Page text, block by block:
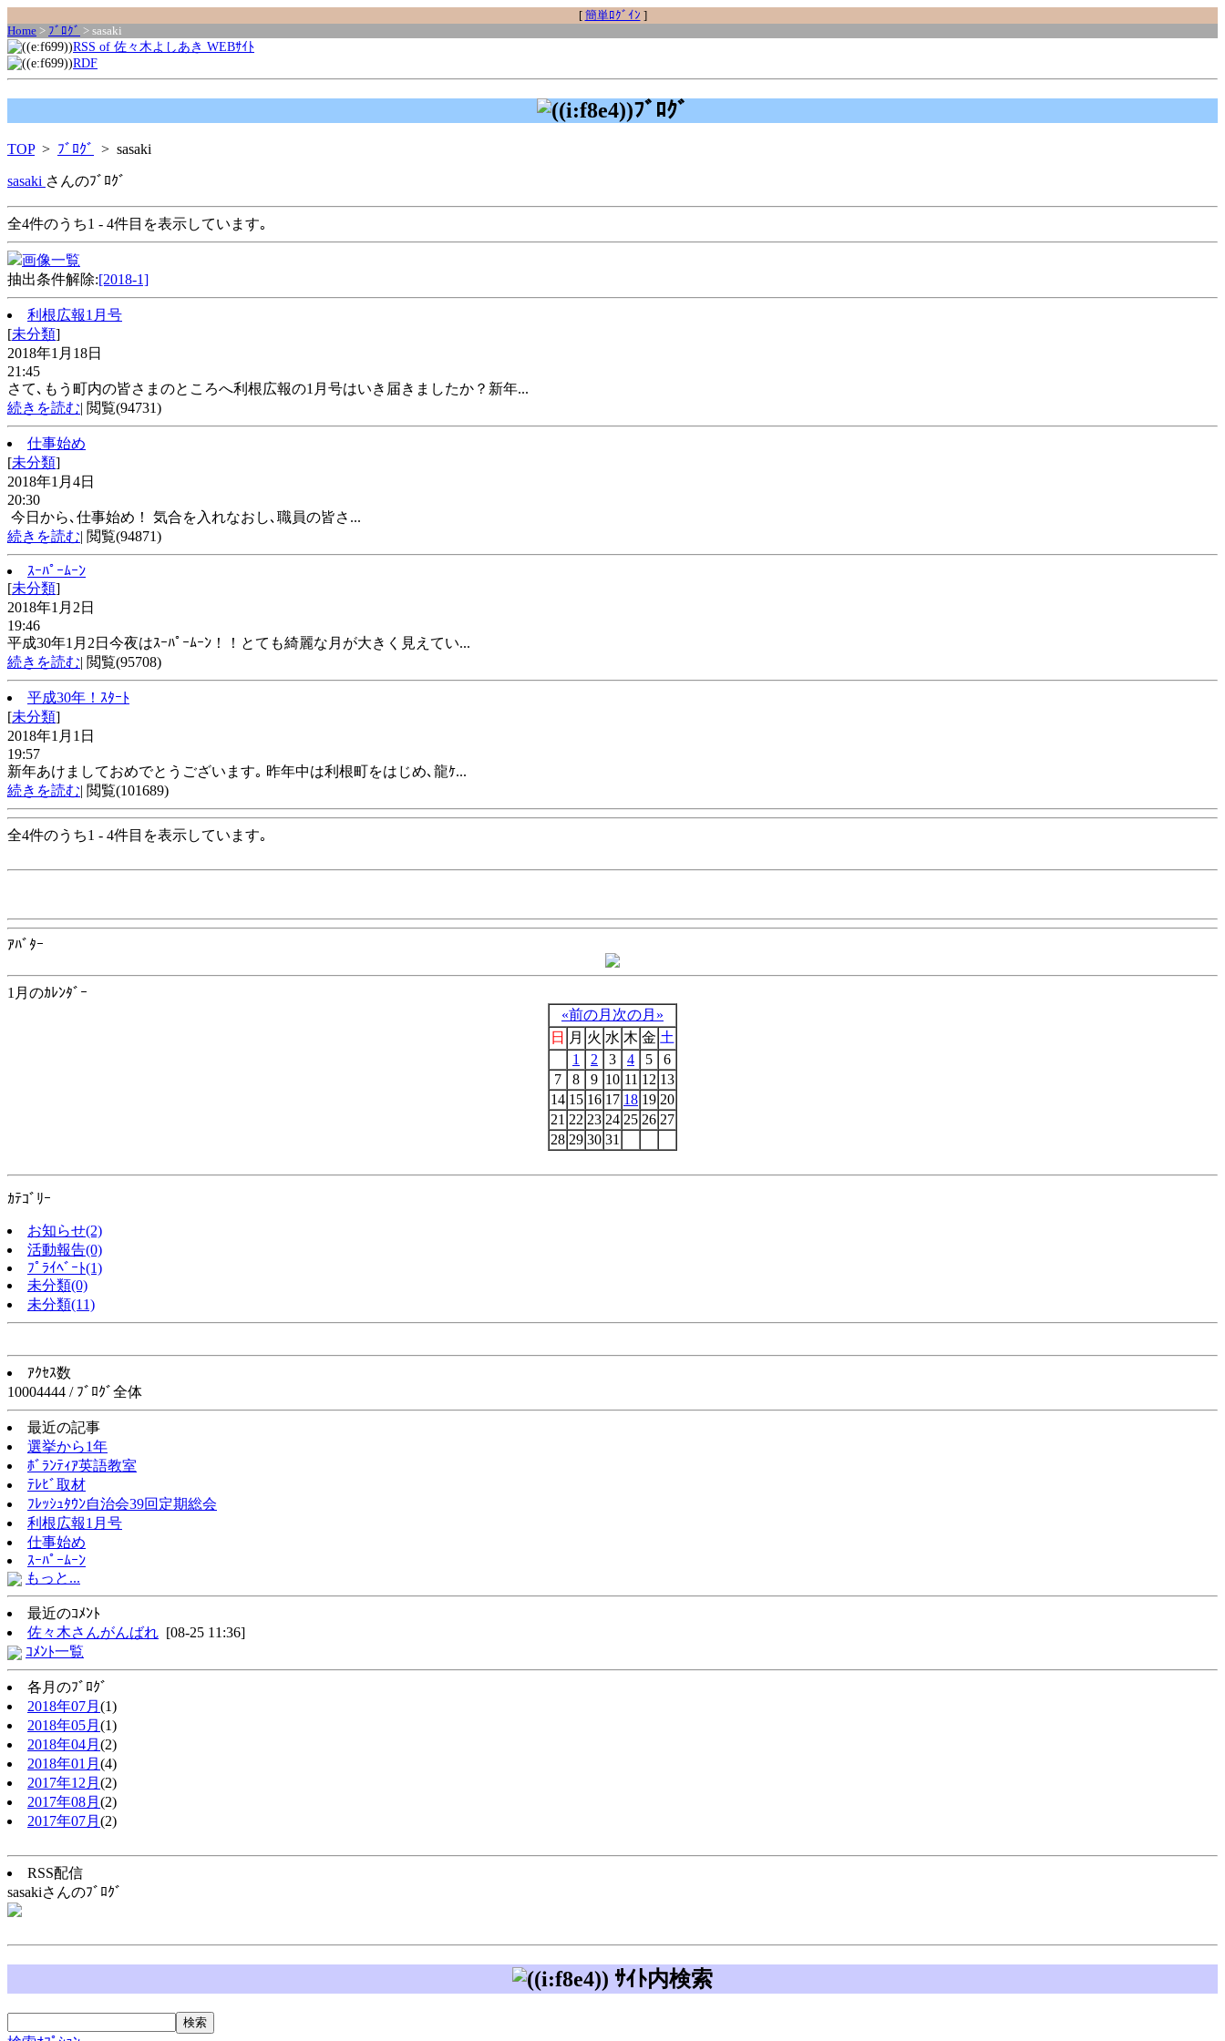
[ 簡単ﾛｸﾞｲﾝ ]
Home > ﾌﾞﾛｸﾞ > sasaki
RSS of 佐々木よしあき WEBｻｲﾄ
RDF
ﾌﾞﾛｸﾞ
TOP> ﾌﾞﾛｸﾞ > sasaki
sasaki さんのﾌﾞﾛｸﾞ
全4件のうち1 - 4件目を表示しています｡
画像一覧
抽出条件解除:[2018-1]
利根広報1月号
[未分類]
2018年1月18日
21:45
さて､もう町内の皆さまのところへ利根広報の1月号はいき届きましたか？新年...
続きを読む| 閲覧(94731)
仕事始め
[未分類]
2018年1月4日
20:30
今日から､仕事始め！ 気合を入れなおし､職員の皆さ...
続きを読む| 閲覧(94871)
ｽｰﾊﾟｰﾑｰﾝ
[未分類]
2018年1月2日
19:46
平成30年1月2日今夜はｽｰﾊﾟｰﾑｰﾝ！！とても綺麗な月が大きく見えてい...
続きを読む| 閲覧(95708)
平成30年！ｽﾀｰﾄ
[未分類]
2018年1月1日
19:57
新年あけましておめでとうございます｡ 昨年中は利根町をはじめ､龍ｹ...
続きを読む| 閲覧(101689)
全4件のうち1 - 4件目を表示しています｡
ｱﾊﾞﾀｰ
1月のｶﾚﾝﾀﾞｰ
«前の月 次の月»
日
月 火 水 木 金 土
1
2 3 4 5
6
7
8 9 10 11 12 13
14 15 16 17 18 19 20
21 22 23 24 25 26 27
28 29 30 31
ｶﾃｺﾞﾘｰ
お知らせ(2)
活動報告(0)
ﾌﾟﾗｲﾍﾞｰﾄ(1)
未分類(0)
未分類(11)
ｱｸｾｽ数
10004444 / ﾌﾞﾛｸﾞ全体
最近の記事
選挙から1年
ﾎﾞﾗﾝﾃｨｱ英語教室
ﾃﾚﾋﾞ取材
ﾌﾚｯｼｭﾀｳﾝ自治会39回定期総会
利根広報1月号
仕事始め
ｽｰﾊﾟｰﾑｰﾝ
もっと...
最近のｺﾒﾝﾄ
佐々木さんがんばれ [08-25 11:36]
ｺﾒﾝﾄ一覧
各月のﾌﾞﾛｸﾞ
2018年07月 (1)
2018年05月 (1)
2018年04月 (2)
2018年01月 (4)
2017年12月 (2)
2017年08月 (2)
2017年07月 (2)
RSS配信
sasakiさんのﾌﾞﾛｸﾞ
ｻｲﾄ内検索